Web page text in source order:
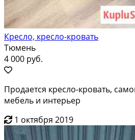
Кресло, кресло-кровать
Тюмень
4 000 руб.
Продается кресло-кровать,
мебель и интерьер
1 октября 2019